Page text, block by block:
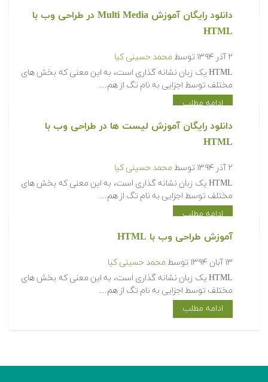
دانلود رایگان آموزش Multi Media در طراحی وب با
HTML
۲ آذر ۱۳۹۴ توسط محمد حسینی کیا
HTML یک زبان نشانه گذاری است، به این معنی که بخش های
مختلف توسط اجزایی به نام تگ از هم…
ادامه مطلب
دانلود رایگان آموزش لیست ها در طراحی وب با
HTML
۲ آذر ۱۳۹۴ توسط محمد حسینی کیا
HTML یک زبان نشانه گذاری است، به این معنی که بخش های
مختلف توسط اجزایی به نام تگ از هم…
ادامه مطلب
آموزش طراحی وب با HTML
۱۳ آبان ۱۳۹۴ توسط محمد حسینی کیا
HTML یک زبان نشانه گذاری است، به این معنی که بخش های
مختلف توسط اجزایی به نام تگ از هم…
ادامه مطلب